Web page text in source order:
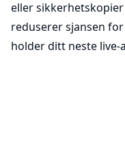
eller
reduserer sjansen
holder ditt neste